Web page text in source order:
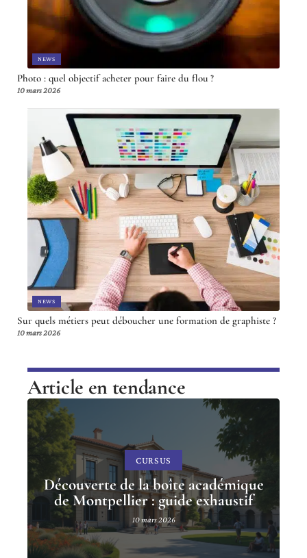
NEWS
Photo : quel objectif acheter pour faire du flou ?
10 mars 2026
NEWS
Sur quels métiers peut déboucher une formation de graphiste ?
10 mars 2026
Article en tendance
CURSUS
Découverte de la boîte académique
de Montpellier : guide exhaustif
10 mars 2026